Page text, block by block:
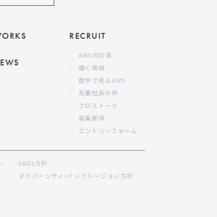
RECRUIT
- AWSの仕事
- 働く環境
- 数字で見るAWS
- 先輩社員の声
- クロストーク
- 募集要項
- エントリーフォーム
SDGs方針
ダイバーシティ・インクルージョン方針